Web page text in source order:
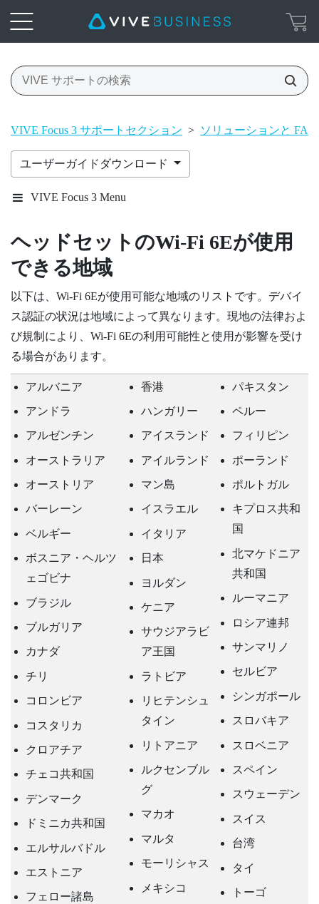
VIVE Focus 3 サポートセクション > ソリューションと FAQ
ユーザーガイドダウンロード
VIVE Focus 3 Menu
ヘッドセットのWi‍-Fi 6Eが使用
できる地域
以下は、 Wi‍-Fi 6Eが使用可能な地域のリストです。デバイ
ス認証の状況は地域によって異なります。現地の法律およ
び規制により、 Wi‍-Fi 6Eの利用可能性と使用が影響を受け
る場合があります。
アルバニア
アンドラ
アルゼンチン
オーストラリア
オーストリア
バーレーン
ベルギー
ボスニア・ヘルツ
ェゴビナ
ブラジル
ブルガリア
カナダ
チリ
コロンビア
コスタリカ
クロアチア
チェコ共和国
デンマーク
ドミニカ共和国
エルサルバドル
エストニア
フェロー諸島
香港
ハンガリー
アイスランド
アイルランド
マン島
イスラエル
イタリア
日本
ヨルダン
ケニア
サウジアラビ
ア王国
ラトビア
リヒテンシュ
タイン
リトアニア
ルクセンブル
グ
マカオ
マルタ
モーリシャス
メキシコ
パキスタン
ペルー
フィリピン
ポーランド
ポルトガル
キプロス共和
国
北マケドニア
共和国
ルーマニア
ロシア連邦
サンマリノ
セルビア
シンガポール
スロバキア
スロベニア
スペイン
スウェーデン
スイス
台湾
タイ
トーゴ